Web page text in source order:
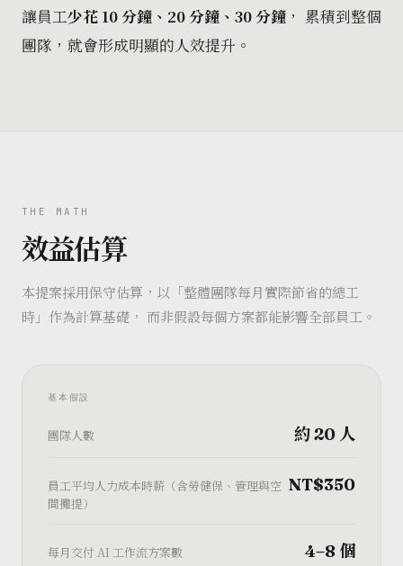
讓員工少花 10 分鐘、20 分鐘、30 分鐘 ， 累積到整個
團隊，就會形成明顯的人效提升。
THE MATH
效益估算
本提案採用保守估算，以「整體團隊每月實際節省的總工
時」作為計算基礎， 而非假設每個方案都能影響全部員工。
基本假設
團隊人數 約 20 人
員工平均人力成本時薪（含勞健保、管理與空
間攤提）
NT$350
每月交付 AI 工作流方案數 4–8 個